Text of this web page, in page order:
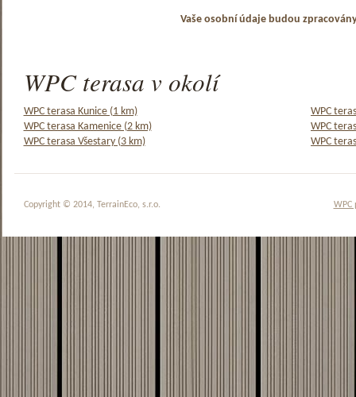
Vaše osobní údaje budou
WPC terasa v okolí
WPC terasa Kunice (1 km)
WPC
WPC terasa Kamenice (2 km)
WPC
WPC terasa Všestary (3 km)
WPC
WPC
Copyright © 2014, TerrainEco, s.r.o.